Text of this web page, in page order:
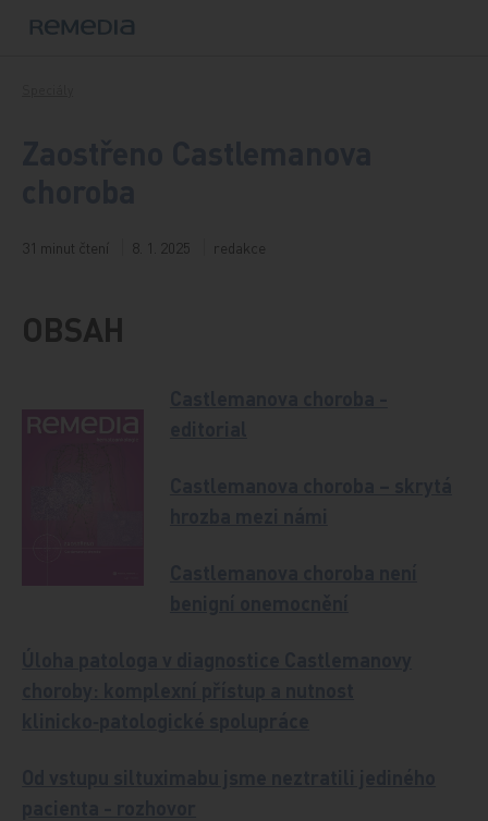
31 minut čtení 8. 1. 2025 redakce
OBSAH